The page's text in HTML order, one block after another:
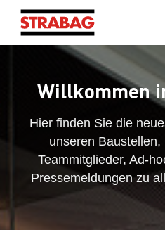
Willkommen
Hier finden Sie die
unseren
Teammitglieder, Ad-
Pressemeldungen zu